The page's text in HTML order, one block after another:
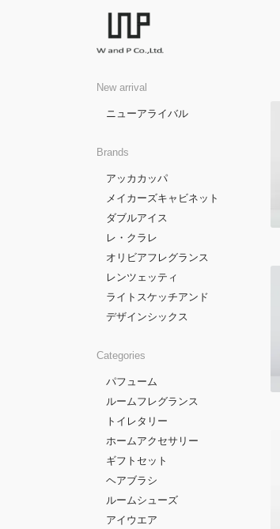
New arrival
ニューアライバル
Brands
アッカカッパ
メイカーズキャビネット
ダブルアイス
レ・クラレ
オリビアフレグランス
レンツェッティ
ライトスケッチアンド
デザインシックス
Categories
パフューム
ルームフレグランス
トイレタリー
ホームアクセサリー
ギフトセット
ヘアブラシ
ルームシューズ
アイウエア